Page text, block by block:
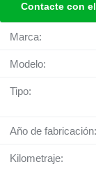
Contacte con
Marca:
Modelo:
Tipo:
Año de fabricación:
Kilometraje: